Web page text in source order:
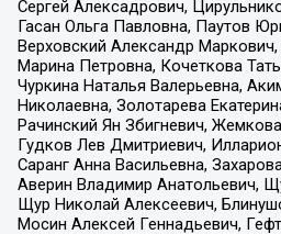
Сергей Алексадрович,
Гасан Ольга Павловна, Паутов
Верховский Александр
Марина Петровна, Кочеткова
Чуркина Наталья Валерьевна,
Николаевна, Золотарева
Рачинский Ян Збигневич,
Гудков Лев Дмитриевич,
Саранг Анна Васильевна,
Аверин Владимир Анатольевич,
Щур Николай Алексеевич,
Мосин Алексей Геннадьевич,